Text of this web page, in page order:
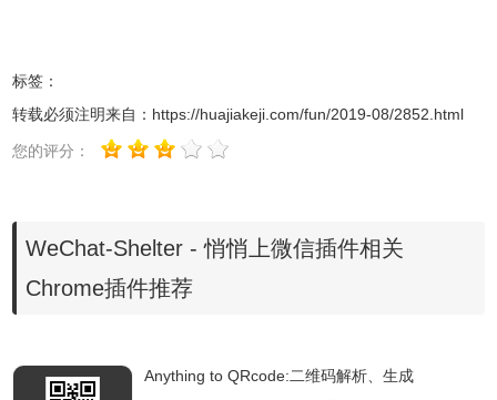
4.接下来就能愉快的聊天了
WeChat-Shelter插件联系方式
标签：
转载必须注明来自： https://huajiakeji.com/fun/2019-08/2852.html
您的评分：
WeChat-Shelter - 悄悄上微信插件相关
Chrome插件推荐
Anything to QRcode:二维码解析、生成